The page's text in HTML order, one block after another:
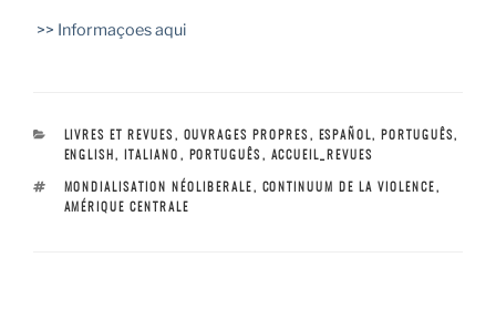
>> Informaçoes aqui
CATÉGORIES
LIVRES ET REVUES, OUVRAGES PROPRES,
ESPAÑOL, PORTUGUÊS,
ENGLISH, ITALIANO , PORTUGUÊS, ACCUEIL_REVUES
ÉTIQUETTES
MONDIALISATION NÉOLIBERALE, CONTINUUM DE LA VIOLENCE,
AMÉRIQUE CENTRALE